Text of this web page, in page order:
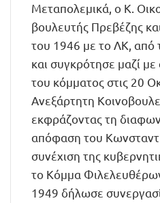
Μεταπολεμικά, ο Κ.
βουλευτής Πρεβέζης
του 1946 με το ΛΚ, από
και συγκρότησε μαζί
του κόμματος στις 20
Ανεξάρτητη
εκφράζοντας τη
απόφαση του
συνέχιση της
το Κόμμα
1949 δήλωσε